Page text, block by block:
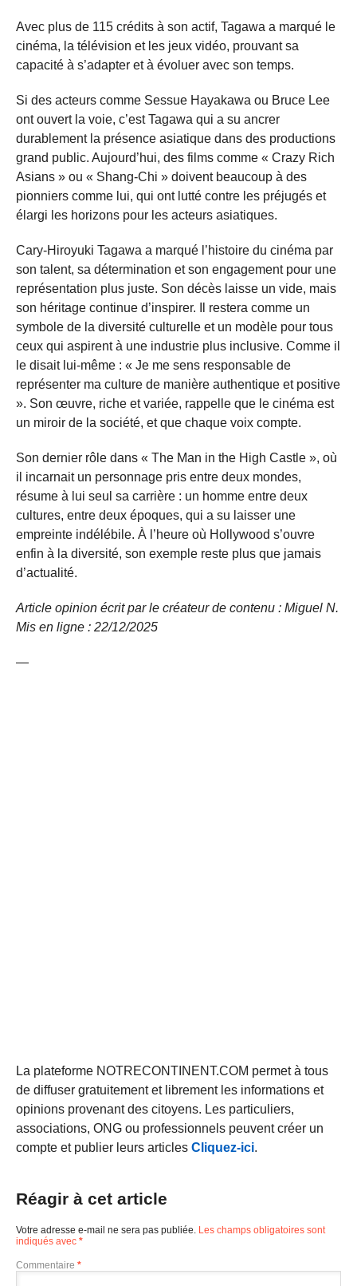
Avec plus de 115 crédits à son actif, Tagawa a marqué le
cinéma, la télévision et les jeux vidéo, prouvant sa
capacité à s’adapter et à évoluer avec son temps.
Si des acteurs comme Sessue Hayakawa ou Bruce Lee
ont ouvert la voie, c’est Tagawa qui a su ancrer
durablement la présence asiatique dans des productions
grand public. Aujourd’hui, des films comme « Crazy Rich
Asians » ou « Shang-Chi » doivent beaucoup à des
pionniers comme lui, qui ont lutté contre les préjugés et
élargi les horizons pour les acteurs asiatiques.
Cary-Hiroyuki Tagawa a marqué l’histoire du cinéma par
son talent, sa détermination et son engagement pour une
représentation plus juste. Son décès laisse un vide, mais
son héritage continue d’inspirer. Il restera comme un
symbole de la diversité culturelle et un modèle pour tous
ceux qui aspirent à une industrie plus inclusive. Comme il
le disait lui-même : « Je me sens responsable de
représenter ma culture de manière authentique et positive
». Son œuvre, riche et variée, rappelle que le cinéma est
un miroir de la société, et que chaque voix compte.
Son dernier rôle dans « The Man in the High Castle », où
il incarnait un personnage pris entre deux mondes,
résume à lui seul sa carrière : un homme entre deux
cultures, entre deux époques, qui a su laisser une
empreinte indélébile. À l’heure où Hollywood s’ouvre
enfin à la diversité, son exemple reste plus que jamais
d’actualité.
Article opinion écrit par le créateur de contenu : Miguel N.
Mis en ligne : 22/12/2025
—
La plateforme NOTRECONTINENT.COM permet à tous
de diffuser gratuitement et librement les informations et
opinions provenant des citoyens. Les particuliers,
associations, ONG ou professionnels peuvent créer un
compte et publier leurs articles Cliquez-ici.
Réagir à cet article
Votre adresse e-mail ne sera pas publiée. Les champs obligatoires sont
indiqués avec *
Commentaire *